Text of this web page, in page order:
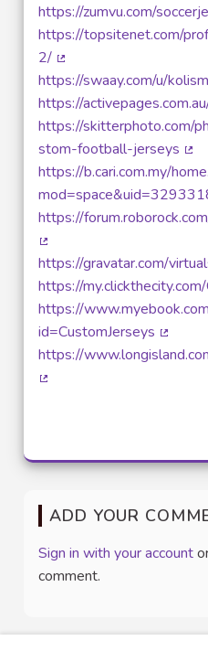
https://zumvu.com/
https://topsitenet.com/
2/
(External link)
https://swaay.com/u/
https://
https://skitterphoto.com/
stom-football-jerseys
https://b.cari.com.my/
https://
(External link)
https://gravatar.com/
https://
https://
id=CustomJerseys
https://
ADD YOUR
Sign in with your account
comment.